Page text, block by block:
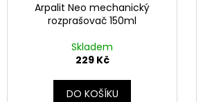
Arpalit Neo mechanický
rozprašovač 150ml
Skladem
229 Kč
DO KOŠÍKU